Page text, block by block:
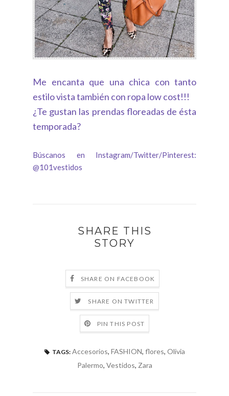
Me encanta que una chica con tanto
estilo vista también con ropa low cost!!!
¿Te gustan las prendas floreadas de ésta
temporada?
Búscanos en Instagram/Twitter/Pinterest:
@101vestidos
SHARE THIS
STORY
SHARE ON FACEBOOK
SHARE ON TWITTER
PIN THIS POST
TAGS: Accesorios, FASHION, flores, Olivia
Palermo, Vestidos, Zara